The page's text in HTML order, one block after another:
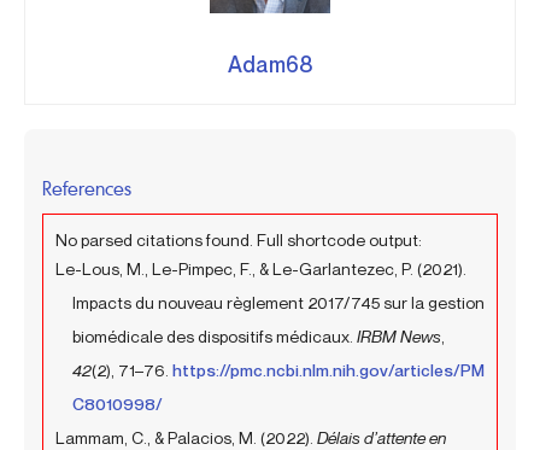
Adam68
References
No parsed citations found. Full shortcode output:
Le-Lous, M., Le-Pimpec, F., & Le-Garlantezec, P. (2021).
Impacts du nouveau règlement 2017/745 sur la gestion
biomédicale des dispositifs médicaux. IRBM News
42(2), 71–76. https://pmc.ncbi.nlm.nih.gov/articles/PM
C8010998/
Lammam, C., & Palacios, M. (2022). Délais d’attente en